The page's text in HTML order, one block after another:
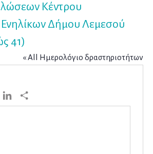
Κέντρου
Δήμου Λεμεσού
41)
« All Ημερολόγιο δραστηριοτήτων
Email LinkedIn